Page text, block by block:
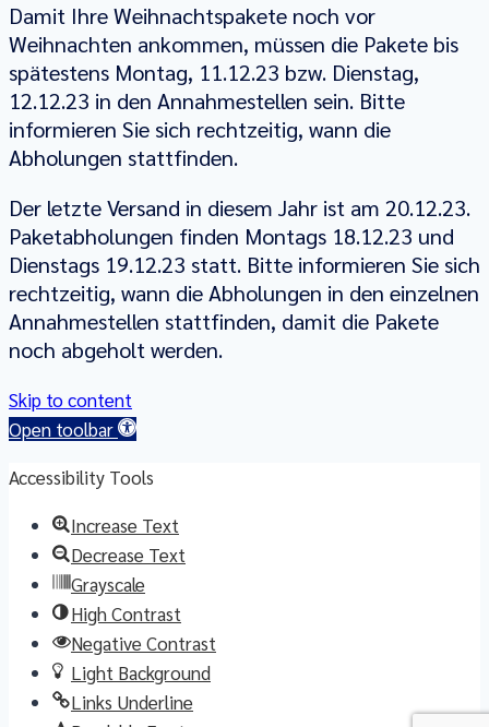
Damit Ihre Weihnachtspakete noch vor
Weihnachten ankommen, müssen die Pakete bis
spätestens Montag, 11.12.23 bzw. Dienstag,
12.12.23 in den Annahmestellen sein. Bitte
informieren Sie sich rechtzeitig, wann die
Abholungen stattfinden.
Der letzte Versand in diesem Jahr ist am 20.12.23.
Paketabholungen finden Montags 18.12.23 und
Dienstags 19.12.23 statt. Bitte informieren Sie sich
rechtzeitig, wann die Abholungen in den einzelnen
Annahmestellen stattfinden, damit die Pakete
noch abgeholt werden.
Skip to content
Open toolbar
Accessibility Tools
Increase Text
Decrease Text
Grayscale
High Contrast
Negative Contrast
Light Background
Links Underline